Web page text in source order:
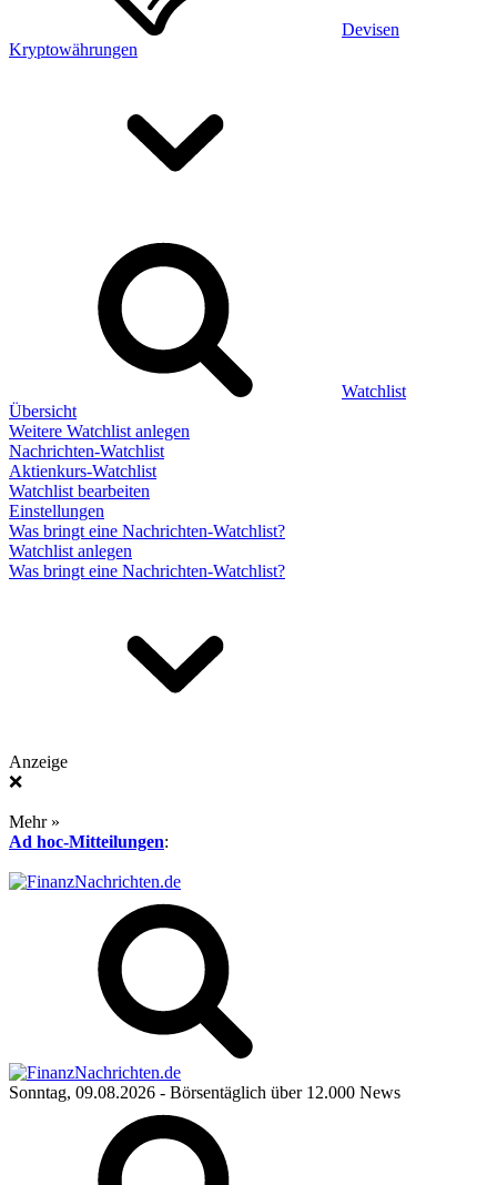
Devisen
Kryptowährungen
Watchlist
Übersicht
Weitere Watchlist anlegen
Nachrichten-Watchlist
Aktienkurs-Watchlist
Watchlist bearbeiten
Einstellungen
Was bringt eine Nachrichten-Watchlist?
Watchlist anlegen
Was bringt eine Nachrichten-Watchlist?
Anzeige
❌
Mehr »
Ad hoc-Mitteilungen:
Sonntag, 09.08.2026 - Börsentäglich über 12.000 News